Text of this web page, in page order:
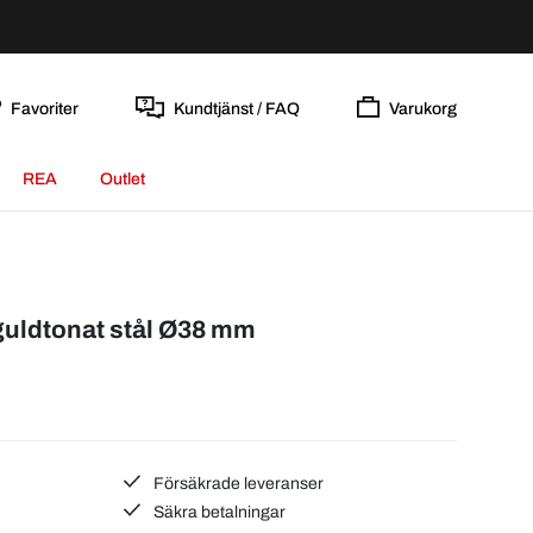
Favoriter Kundtjänst / FAQ Varukorg
REA Outlet
stål Ø38 mm
Försäkrade leveranser
Säkra betalningar